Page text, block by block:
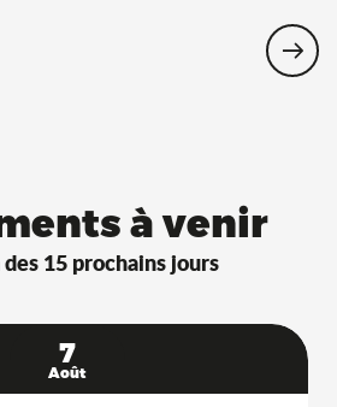
!
à venir
des 15 prochains jours
7
Août